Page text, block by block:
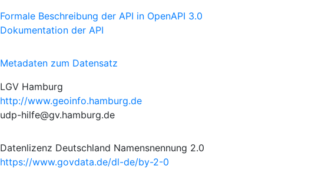
Formale Beschreibung der API in OpenAPI 3.0
Dokumentation der API
Metadaten zum Datensatz
LGV Hamburg
http://www.geoinfo.hamburg.de
udp-hilfe@gv.hamburg.de
Datenlizenz Deutschland Namensnennung 2.0
https://www.govdata.de/dl-de/by-2-0